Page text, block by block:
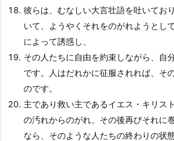
彼らは、むなしい大言壮語を吐いてお
いて、ようやくそれをのがれようとし
によって誘惑し、
その人たちに自由を約束しながら、自
です。人はだれかに征服されれば、そ
のです。
主であり救い主であるイエス・キリス
の汚れからのがれ、その後再びそれに
なら、そのような人たちの終わりの状